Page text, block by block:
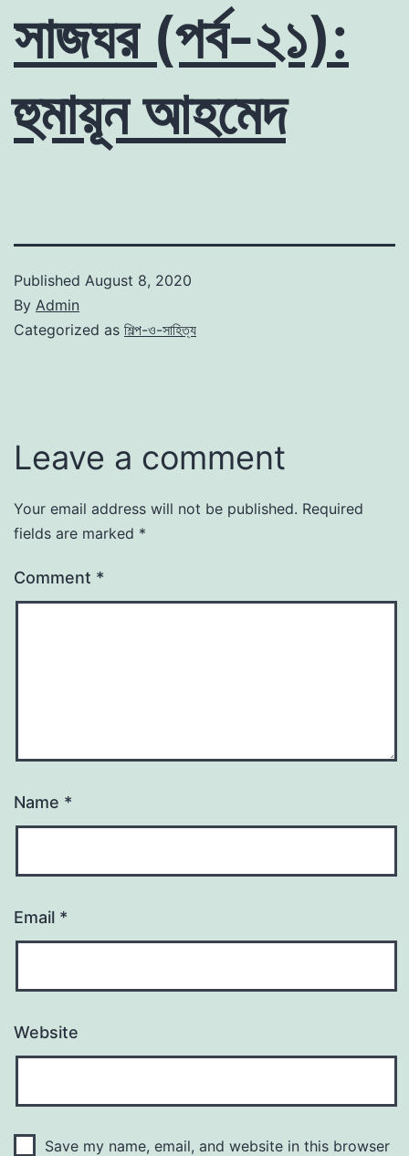
সাজঘর (পর্ব-২১):
হুমায়ূন আহমেদ
Published August 8, 2020
By Admin
Categorized as শিল্প-ও-সাহিত্য
Leave a comment
Your email address will not be published. Required
fields are marked *
Comment *
Name *
Email *
Website
Save my name, email, and website in this browser